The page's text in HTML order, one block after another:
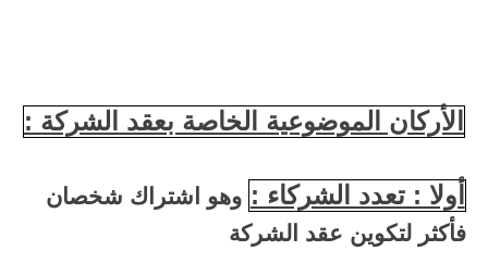
الأركان الموضوعية الخاصة بعقد الشركة :
أولا : تعدد الشركاء : وهو اشتراك شخصان
فأكثر لتكوين عقد الشركة